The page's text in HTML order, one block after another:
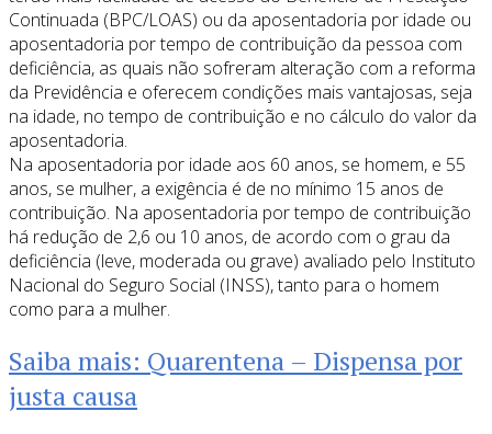
Continuada (BPC/LOAS) ou da aposentadoria por idade ou
aposentadoria por tempo de contribuição da pessoa com
deficiência, as quais não sofreram alteração com a reforma
da Previdência e oferecem condições mais vantajosas, seja
na idade, no tempo de contribuição e no cálculo do valor da
aposentadoria.
Na aposentadoria por idade aos 60 anos, se homem, e 55
anos, se mulher, a exigência é de no mínimo 15 anos de
contribuição. Na aposentadoria por tempo de contribuição
há redução de 2,6 ou 10 anos, de acordo com o grau da
deficiência (leve, moderada ou grave) avaliado pelo Instituto
Nacional do Seguro Social (INSS), tanto para o homem
como para a mulher.
Saiba mais: Quarentena – Dispensa por
justa causa